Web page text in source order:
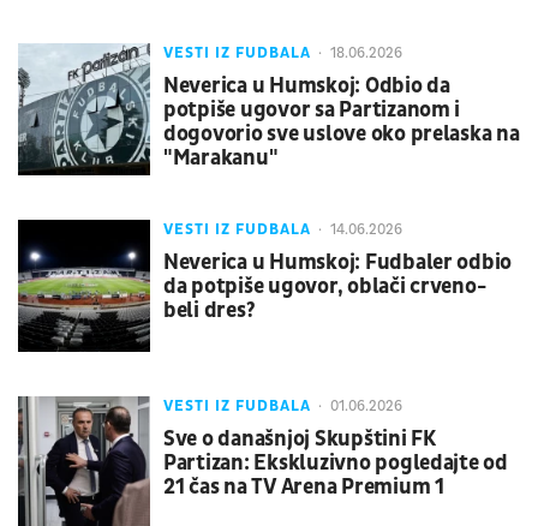
VESTI IZ FUDBALA 18.06.2026
Neverica u Humskoj: Odbio da
potpiše ugovor sa Partizanom i
dogovorio sve uslove oko prelaska na
"Marakanu"
VESTI IZ FUDBALA 14.06.2026
Neverica u Humskoj: Fudbaler odbio
da potpiše ugovor, oblači crveno-
beli dres?
VESTI IZ FUDBALA 01.06.2026
Sve o današnjoj Skupštini FK
Partizan: Ekskluzivno pogledajte od
21 čas na TV Arena Premium 1